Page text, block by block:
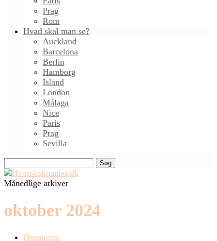
Prag
Rom
Hvad skal man se?
Auckland
Barcelona
Berlin
Hamborg
Island
London
Málaga
Nice
Paris
Prag
Sevilla
Søg
Månedlige arkiver
oktober 2024
Østeuropa